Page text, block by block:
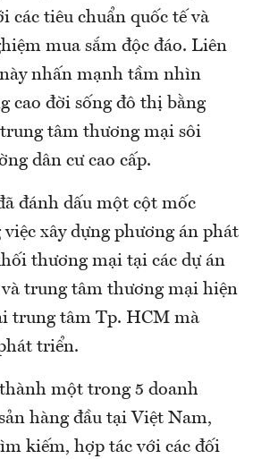
các tiêu chuẩn quốc tế và
mua sắm độc đáo. Liên
nhấn mạnh tầm nhìn
cao đời sống đô thị bằng
tâm thương mại sôi
dân cư cao cấp.
đánh dấu một cột mốc
xây dựng phương án phát
thương mại tại các dự án
trung tâm thương mại hiện
trung tâm Tp. HCM mà
triển.
một trong 5 doanh
hàng đầu tại Việt Nam,
kiếm, hợp tác với các đối